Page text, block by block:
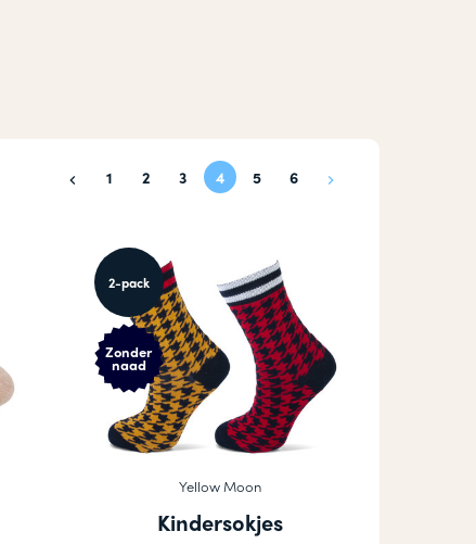
1 2 3 4 5 6
2-pack
Zonder
naad
Yellow Moon
Kindersokjes